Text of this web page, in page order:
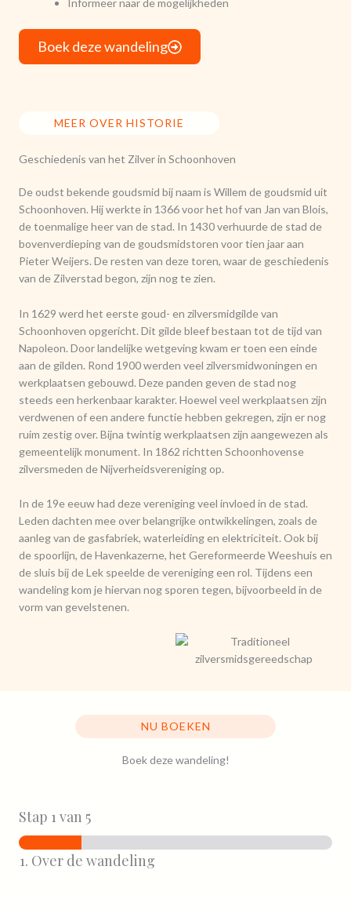
Boek deze wandeling
MEER OVER HISTORIE
Geschiedenis van het Zilver in Schoonhoven
De oudst bekende goudsmid bij naam is Willem de goudsmid uit
Schoonhoven. Hij werkte in 1366 voor het hof van Jan van Blois,
de toenmalige heer van de stad. In 1430 verhuurde de stad de
bovenverdieping van de goudsmidstoren voor tien jaar aan
Pieter Weijers. De resten van deze toren, waar de geschiedenis
van de Zilverstad begon, zijn nog te zien.
In 1629 werd het eerste goud- en zilversmidgilde van
Schoonhoven opgericht. Dit gilde bleef bestaan tot de tijd van
Napoleon. Door landelijke wetgeving kwam er toen een einde
aan de gilden. Rond 1900 werden veel zilversmidwoningen en
werkplaatsen gebouwd. Deze panden geven de stad nog
steeds een herkenbaar karakter. Hoewel veel werkplaatsen zijn
verdwenen of een andere functie hebben gekregen, zijn er nog
ruim zestig over. Bijna twintig werkplaatsen zijn aangewezen als
gemeentelijk monument. In 1862 richtten Schoonhovense
zilversmeden de Nijverheidsvereniging op.
In de 19e eeuw had deze vereniging veel invloed in de stad.
Leden dachten mee over belangrijke ontwikkelingen, zoals de
aanleg van de gasfabriek, waterleiding en elektriciteit. Ook bij
de spoorlijn, de Havenkazerne, het Gereformeerde Weeshuis en
de sluis bij de Lek speelde de vereniging een rol. Tijdens een
wandeling kom je hiervan nog sporen tegen, bijvoorbeeld in de
vorm van gevelstenen.
NU BOEKEN
Boek deze wandeling!
Stap 1 van 5
1. Over de wandeling